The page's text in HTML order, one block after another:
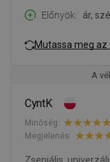
Előnyök
ár,
Mutassa meg
A
CyntK
Minőség:
Megjelenés: